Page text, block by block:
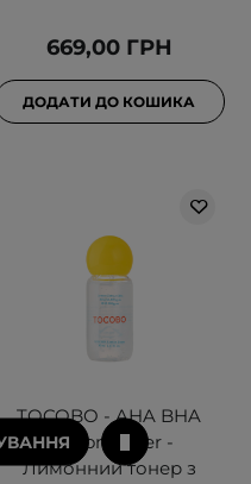
669,00 ГРН
ДОДАТИ ДО КОШИКА
TOCOBO - AHA BHA
Lemon Toner -
Лимонний тонер з